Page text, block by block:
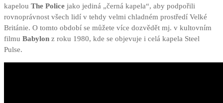
kapelou The Police jako jediná „černá kapela“, aby podpořili
rovnoprávnost všech lidí v tehdy velmi chladném prostředí Velké
Británie. O tomto období se můžete více dozvědět mj. v kultovním
filmu Babylon z roku 1980, kde se objevuje i celá kapela Steel
Pulse.